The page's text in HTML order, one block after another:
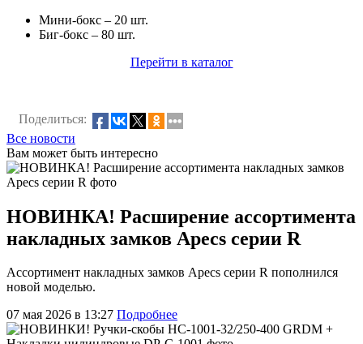
Мини-бокс – 20 шт.
Биг-бокс – 80 шт.
Перейти в каталог
Поделиться:
Все новости
Вам может быть интересно
НОВИНКА! Расширение ассортимента
накладных замков Apecs серии R
Ассортимент накладных замков Apecs серии R пополнился
новой моделью.
07 мая 2026 в 13:27 Подробнее